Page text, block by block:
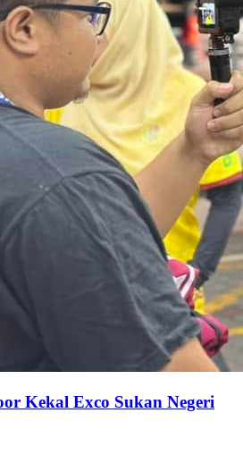
Kekal Exco Sukan Negeri